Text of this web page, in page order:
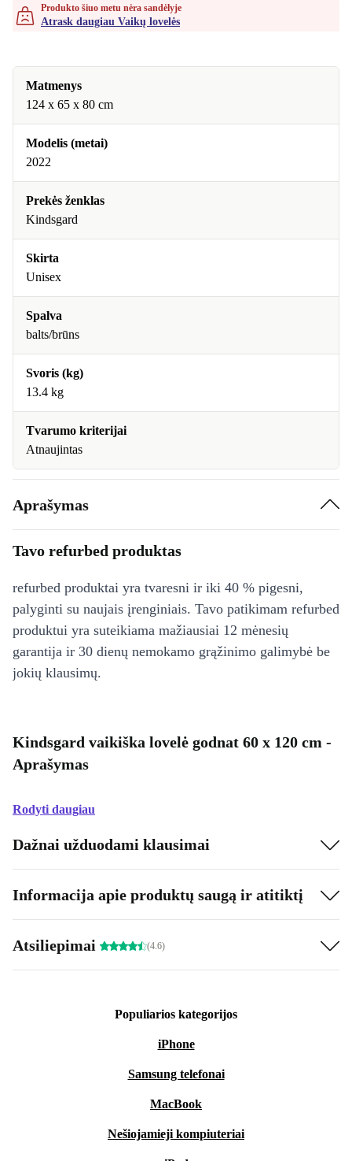
Produkto šiuo metu nėra sandėlyje
Atrask daugiau Vaikų lovelės
Matmenys
124 x 65 x 80 cm
Modelis (metai)
2022
Prekės ženklas
Kindsgard
Skirta
Unisex
Spalva
balts/brūns
Svoris (kg)
13.4 kg
Tvarumo kriterijai
Atnaujintas
Aprašymas
Tavo refurbed produktas
refurbed produktai yra tvaresni ir iki 40 % pigesni,
palyginti su naujais įrenginiais. Tavo patikimam refurbed
produktui yra suteikiama mažiausiai 12 mėnesių
garantija ir 30 dienų nemokamo grąžinimo galimybė be
jokių klausimų.
Kindsgard vaikiška lovelė godnat 60 x 120 cm -
Aprašymas
Rodyti daugiau
Dažnai užduodami klausimai
Informacija apie produktų saugą ir atitiktį
Atsiliepimai (4.6)
Populiarios kategorijos
iPhone
Samsung telefonai
MacBook
Nešiojamieji kompiuteriai